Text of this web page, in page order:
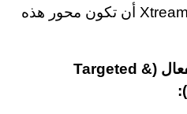
وكيف يمكن لـتقارير Xtream UI أن تكون محور هذه
1. الاستحواذ الموجه والفعال (Targeted &